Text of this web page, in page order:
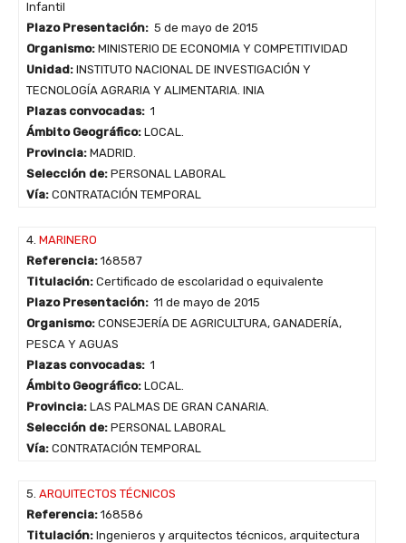
Infantil
Plazo Presentación: 5 de mayo de 2015
Organismo: MINISTERIO DE ECONOMIA Y COMPETITIVIDAD
Unidad: INSTITUTO NACIONAL DE INVESTIGACIÓN Y
TECNOLOGÍA AGRARIA Y ALIMENTARIA. INIA
Plazas convocadas: 1
Ámbito Geográfico: LOCAL.
Provincia: MADRID.
Selección de: PERSONAL LABORAL
Vía: CONTRATACIÓN TEMPORAL
4. MARINERO
Referencia: 168587
Titulación: Certificado de escolaridad o equivalente
Plazo Presentación: 11 de mayo de 2015
Organismo: CONSEJERÍA DE AGRICULTURA, GANADERÍA,
PESCA Y AGUAS
Plazas convocadas: 1
Ámbito Geográfico: LOCAL.
Provincia: LAS PALMAS DE GRAN CANARIA.
Selección de: PERSONAL LABORAL
Vía: CONTRATACIÓN TEMPORAL
5. ARQUITECTOS TÉCNICOS
Referencia: 168586
Titulación: Ingenieros y arquitectos técnicos, arquitectura